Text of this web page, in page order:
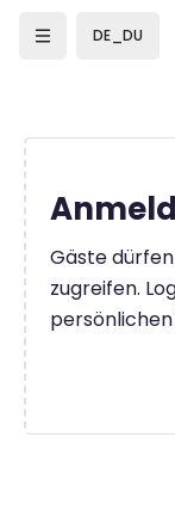
DE_DU
Gäste
zugreifen.